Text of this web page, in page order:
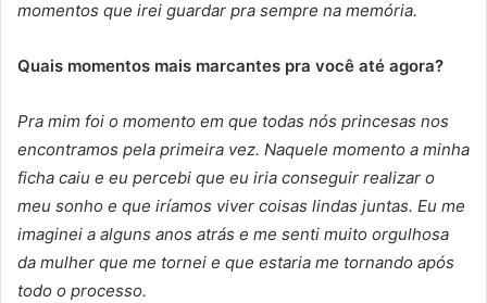
momentos que irei guardar pra sempre na memória.
Quais momentos mais marcantes pra você até agora?
Pra mim foi o momento em que todas nós princesas nos
encontramos pela primeira vez. Naquele momento a minha
ficha caiu e eu percebi que eu iria conseguir realizar o
meu sonho e que iríamos viver coisas lindas juntas. Eu me
imaginei a alguns anos atrás e me senti muito orgulhosa
da mulher que me tornei e que estaria me tornando após
todo o processo.